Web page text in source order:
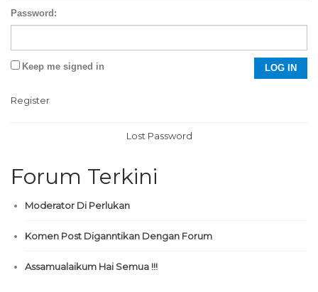
Password:
Keep me signed in LOG IN
Register
Lost Password
Forum Terkini
Moderator Di Perlukan
Komen Post Diganntikan Dengan Forum
Assamualaikum Hai Semua !!!